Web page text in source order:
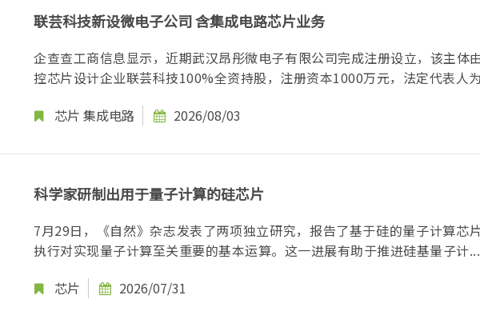
联芸科技新设微电子公司 含集成电路芯片业务
企查查工商信息显示，近期武汉昂彤微电子有限公司完成注册设立，该主体
控芯片设计企业联芸科技100%全资持股，注册资本1000万元，法定代表人
芯片 集成电路 2026/08/03
科学家研制出用于量子计算的硅芯片
7月29日，《自然》杂志发表了两项独立研究，报告了基于硅的量子计算芯
执行对实现量子计算至关重要的基本运算。这一进展有助于推进硅基量子计...
芯片
2026/07/31